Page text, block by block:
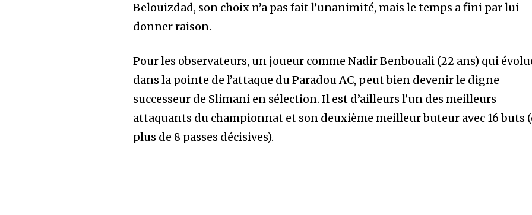
Belouizdad, son choix n’a pas fait l’unanimité, mais le temps a fini par lui
donner raison.
Pour les observateurs, un joueur comme Nadir Benbouali (22 ans) qui
dans la pointe de l’attaque du Paradou AC, peut bien devenir le digne
successeur de Slimani en sélection. Il est d’ailleurs l’un des meilleurs
attaquants du championnat et son deuxième meilleur buteur avec 16 buts
plus de 8 passes décisives).